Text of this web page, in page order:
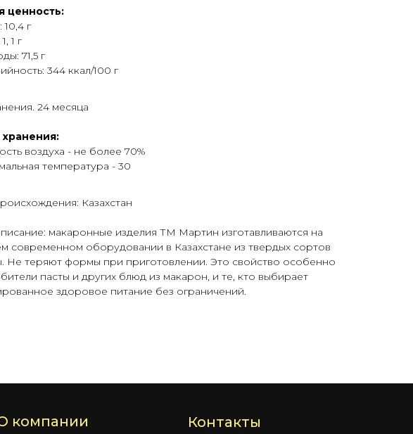
ценность:
10,4 г
1 г
71,5 г
344 ккал/100 г
24 месяца
хранения:
воздуха - не более 70%
температура - 30
Казахстан
макаронные изделия ТМ Мартин изготавливаются на
современном оборудовании в Казахстане из твердых сортов
Не теряют формы при приготовлении. Это свойство особенно
пасты и других блюд из макарон, и те, кто выбирает
здоровое питание без ограничений.
компании Контакты